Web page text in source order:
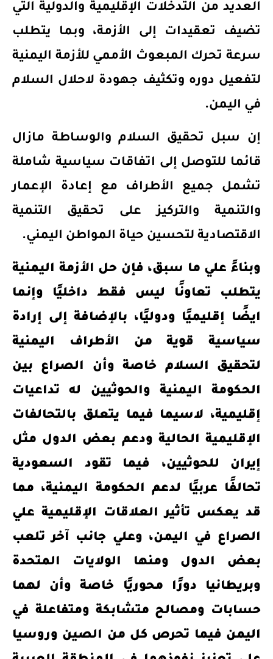
العديد من التدخلات الإقليمية والدولية التي
تضيف تعقيدات إلى الأزمة، وبما يتطلب
سرعة تحرك المبعوث الأممي للأزمة اليمنية
لتفعيل دوره وتكثيف جهودة لاحلال السلام
في اليمن.
إن سبل تحقيق السلام والوساطة مازال
قائما للتوصل إلى اتفاقات سياسية شاملة
تشمل جميع الأطراف مع
إعادة الإعمار
والتنمية والتركيز على تحقيق التنمية
الاقتصادية لتحسين حياة المواطن اليمني.
وبناءً علي ما سبق، فإن حل الأزمة اليمنية
يتطلب تعاونًا ليس فقط داخليًا وإنما
ايضًا إقليميًا ودوليًا، بالإضافة إلى إرادة
سياسية قوية من الأطراف اليمنية
لتحقيق السلام خاصة وأن الصراع بين
الحكومة اليمنية والحوثيين له تداعيات
إقليمية، لاسيما فيما يتعلق بالتحالفات
الإقليمية الحالية ودعم بعض الدول مثل
إيران للحوثيين، فيما تقود السعودية
تحالفًا عربيًا لدعم الحكومة اليمنية، مما
قد يعكس تأثير العلاقات الإقليمية علي
الصراع في اليمن، وعلي جانب آخر تلعب
بعض الدول ومنها الولايات المتحدة
وبريطانيا دورًا محوريًا خاصة وأن لهما
حسابات ومصالح متشابكة ومتفاعلة في
اليمن فيما تحرص كل من الصين وروسيا